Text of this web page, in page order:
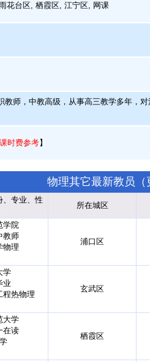
花台区, 栖霞区, 江宁区, 网课
师，中教高级，从事高三教学多年，
时费参考】
物理其它最新教员（
、专业、性
所在城区
学院
教师
物理
浦口区
学
业
程热物理
玄武区
大学
在读
栖霞区